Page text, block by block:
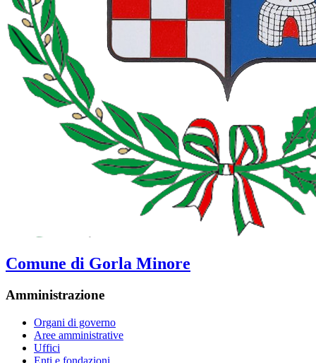
Comune di Gorla Minore
Amministrazione
Organi di governo
Aree amministrative
Uffici
Enti e fondazioni